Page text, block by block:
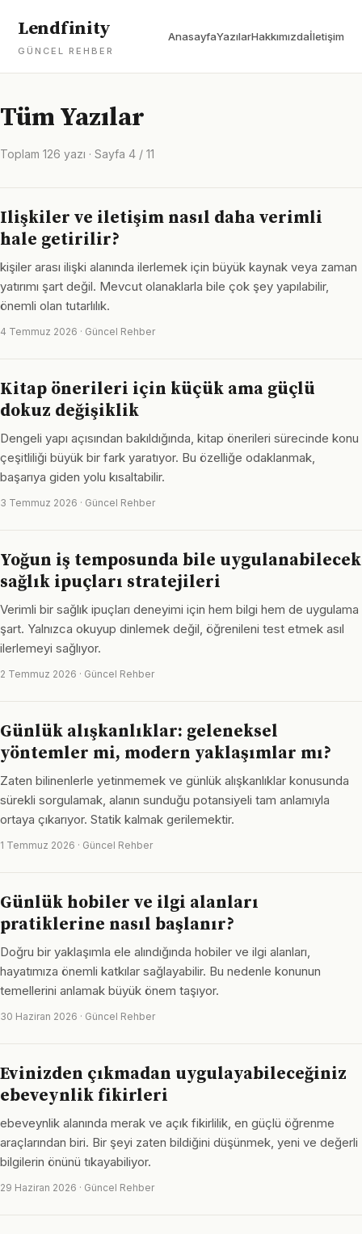
Lendfinity
GÜNCEL REHBER
AnasayfaYazılarHakkımızdaİletişim
Tüm Yazılar
Toplam 126 yazı · Sayfa 4 / 11
Ilişkiler ve iletişim nasıl daha verimli
hale getirilir?
kişiler arası ilişki alanında ilerlemek için büyük kaynak veya zaman
yatırımı şart değil. Mevcut olanaklarla bile çok şey yapılabilir,
önemli olan tutarlılık.
4 Temmuz 2026 · Güncel Rehber
Kitap önerileri için küçük ama güçlü
dokuz değişiklik
Dengeli yapı açısından bakıldığında, kitap önerileri sürecinde konu
çeşitliliği büyük bir fark yaratıyor. Bu özelliğe odaklanmak,
başarıya giden yolu kısaltabilir.
3 Temmuz 2026 · Güncel Rehber
Yoğun iş temposunda bile uygulanabilecek
sağlık ipuçları stratejileri
Verimli bir sağlık ipuçları deneyimi için hem bilgi hem de uygulama
şart. Yalnızca okuyup dinlemek değil, öğrenileni test etmek asıl
ilerlemeyi sağlıyor.
2 Temmuz 2026 · Güncel Rehber
Günlük alışkanlıklar: geleneksel
yöntemler mi, modern yaklaşımlar mı?
Zaten bilinenlerle yetinmemek ve günlük alışkanlıklar konusunda
sürekli sorgulamak, alanın sunduğu potansiyeli tam anlamıyla
ortaya çıkarıyor. Statik kalmak gerilemektir.
1 Temmuz 2026 · Güncel Rehber
Günlük hobiler ve ilgi alanları
pratiklerine nasıl başlanır?
Doğru bir yaklaşımla ele alındığında hobiler ve ilgi alanları,
hayatımıza önemli katkılar sağlayabilir. Bu nedenle konunun
temellerini anlamak büyük önem taşıyor.
30 Haziran 2026 · Güncel Rehber
Evinizden çıkmadan uygulayabileceğiniz
ebeveynlik fikirleri
ebeveynlik alanında merak ve açık fikirlilik, en güçlü öğrenme
araçlarından biri. Bir şeyi zaten bildiğini düşünmek, yeni ve değerli
bilgilerin önünü tıkayabiliyor.
29 Haziran 2026 · Güncel Rehber